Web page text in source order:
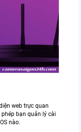
web trực quan
bạn quản lý cài
nào.